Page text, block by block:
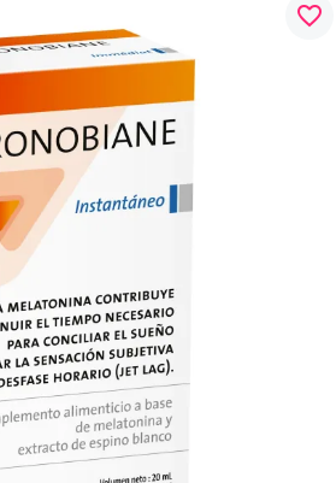
favorite_border